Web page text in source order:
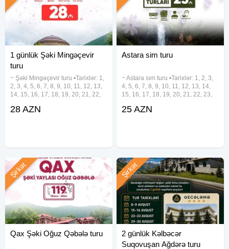
1 günlük Şəki Mingəçevir
turu
~ Şəki Mingəçevir turu •Tarixlər: 1,
2, 3, 4, 5, 6, 7, 8, 9, 10, 11, 12, 13,
14, 15, 16, 17, 18, 19, 20, 21, 22,
Avqust •Qiymətlər: • Ekonom
28 AZN
Astara sim turu
~ Astara sım turu •Tarixlər: 1, 2, 3,
4, 5, 6, 7, 8, 9, 10, 11, 12, 13, 14,
15, 16, 17, 18, 19, 20, 21, 22, 23,
Avqust •Qiymət: • Ekonom paket:
25 AZN
Qax Şəki Oğuz Qəbələ turu
Şirkət
2 günlük Kəlbəcər
Suqovuşan Ağdərə turu
Şirkət